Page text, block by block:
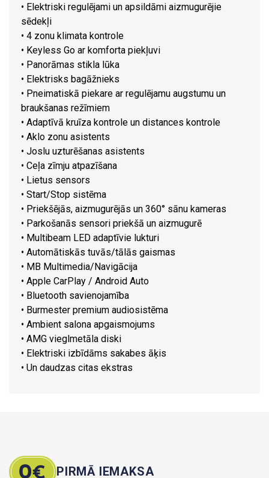
• Elektriski regulējami un apsildāmi aizmugurējie
sēdekļi
• 4 zonu klimata kontrole
• Keyless Go ar komforta piekļuvi
• Panorāmas stikla lūka
• Elektrisks bagāžnieks
• Pneimatiskā piekare ar regulējamu augstumu un
braukšanas režīmiem
• Adaptīvā kruīza kontrole un distances kontrole
• Aklo zonu asistents
• Joslu uzturēšanas asistents
• Ceļa zīmju atpazīšana
• Lietus sensors
• Start/Stop sistēma
• Priekšējās, aizmugurējās un 360° sānu kameras
• Parkošanās sensori priekšā un aizmugurē
• Multibeam LED adaptīvie lukturi
• Automātiskās tuvās/tālās gaismas
• MB Multimedia/Navigācija
• Apple CarPlay / Android Auto
• Bluetooth savienojamība
• Burmester premium audiosistēma
• Ambient salona apgaismojums
• AMG vieglmetāla diski
• Elektriski izbīdāms sakabes āķis
• Un daudzas citas ekstras
PIRMĀ IEMAKSA